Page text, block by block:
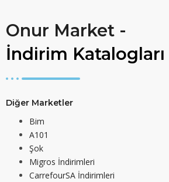
Onur Market -
İndirim Katalogları
Diğer Marketler
Bim
A101
Şok
Migros İndirimleri
CarrefourSA İndirimleri